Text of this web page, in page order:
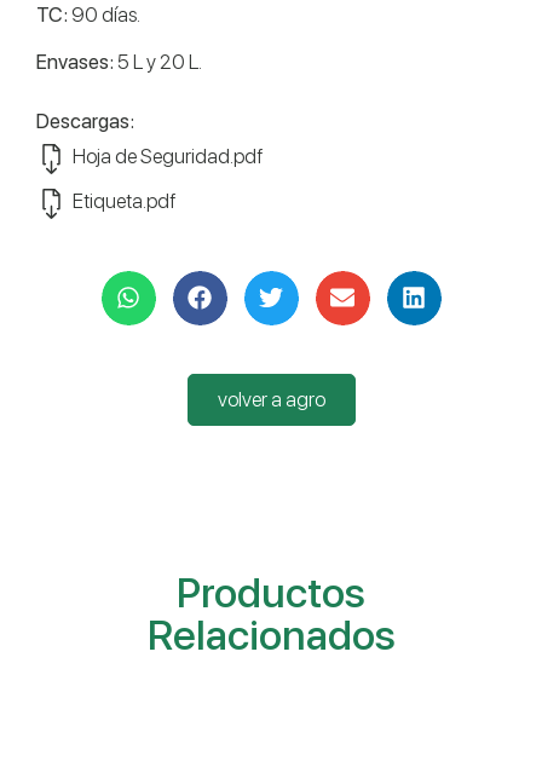
TC: 90 días.
Envases: 5 L y 20 L.
Descargas:
Hoja de Seguridad.pdf
Etiqueta.pdf
volver a agro
Productos
Relacionados